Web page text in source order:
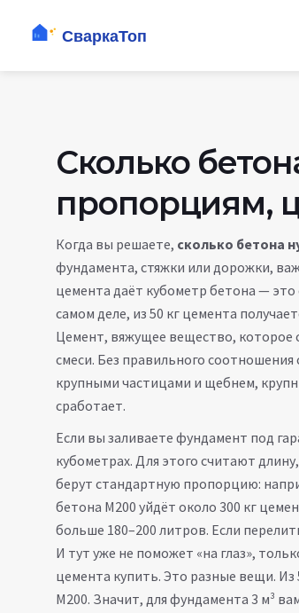
Сколько
пропорциям,
Когда вы решаете, сколько бетона
фундамента, стяжки или дорожки,
цемента даёт кубометр бетона — это
самом деле, из 50 кг цемента
Цемент, вяжущее вещество, которое
смеси. Без правильного соотношения
крупными частицами и щебнем,
сработает.
Если вы заливаете фундамент под
кубометрах. Для этого считают
берут стандартную пропорцию:
бетона М200 уйдёт около 300 кг
больше 180–200 литров. Если
И тут уже не поможет «на глаз»,
цемента купить. Это разные вещи. Из
М200. Значит, для фундамента 3 м³